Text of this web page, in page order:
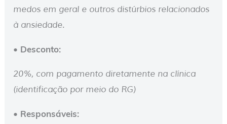
medos em geral e outros distúrbios relacionados
à ansiedade.
• Desconto:
20%, com pagamento diretamente na clínica
(identificação por meio do RG)
• Responsáveis: